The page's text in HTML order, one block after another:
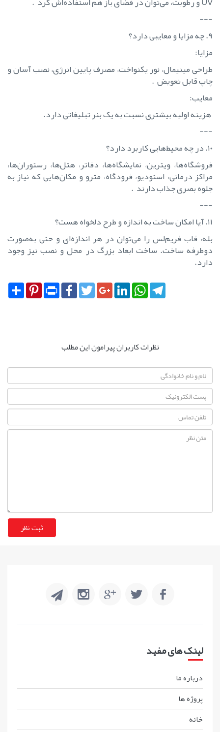
---
۹. چه مزایا و معایبی دارد؟
مزایا:
طراحی مینیمال، نور یکنواخت، مصرف پایین انرژی، نصب آسان و
چاپ قابل تعویض .
معایب:
هزینه اولیه بیشتری نسبت به یک بنر تبلیغاتی دارد.
---
۱۰. در چه محیط‌هایی کاربرد دارد؟
فروشگاه‌ها، ویترین، نمایشگاه‌ها، دفاتر، هتل‌ها، رستوران‌ها،
مراکز درمانی، استودیو، فرودگاه، مترو و مکان‌هایی که نیاز به
جلوه بصری جذاب دارند .
---
۱۱. آیا امکان ساخت به اندازه و طرح دلخواه هست؟
بله، قاب فریم‌لس را می‌توان در هر اندازه‌ای و حتی به‌صورت
دوطرفه ساخت. ساخت ابعاد بزرگ در محل و نصب نیز وجود
دارد.
Share
Pinterest Print
FacebookTwitterGoogle+LinkedIn
WhatsAppTelegram
نظرات کاربران پیرامون این مطلب
لینک های مفید
درباره ما
پروژه ها
خانه